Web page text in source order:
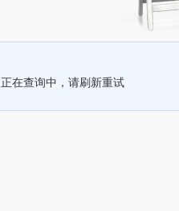
正在查询中，请刷新重试